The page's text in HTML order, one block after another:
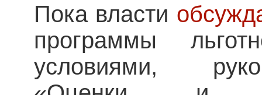
Пока власти
программы
условиями,